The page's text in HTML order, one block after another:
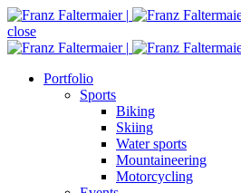
close
Portfolio
Sports
Biking
Skiing
Water sports
Mountaineering
Motorcycling